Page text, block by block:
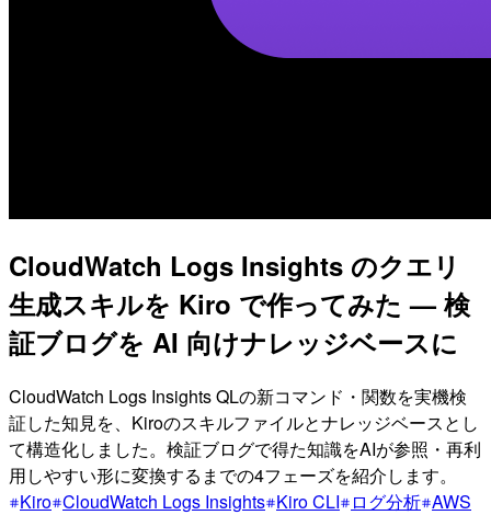
CloudWatch Logs Insights のクエリ
生成スキルを Kiro で作ってみた — 検
証ブログを AI 向けナレッジベースに
CloudWatch Logs Insights QLの新コマンド・関数を実機検
証した知見を、Kiroのスキルファイルとナレッジベースとし
て構造化しました。検証ブログで得た知識をAIが参照・再利
用しやすい形に変換するまでの4フェーズを紹介します。
Kiro CloudWatch Logs Insights Kiro CLI ログ分析 AWS